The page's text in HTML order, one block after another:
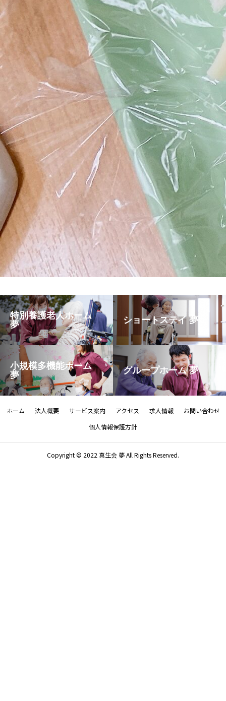
特別養護老人ホーム
夢
ショートステイ 夢
小規模多機能ホーム
夢
グループホーム 夢
ホーム 法人概要 サービス案内 アクセス 求人情報
お問い合わせ
個人情報保護方針
Copyright © 2022 真生会 夢 All Rights Reserved.